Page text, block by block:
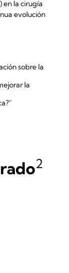
en la cirugía
evolución
sobre la
la
2